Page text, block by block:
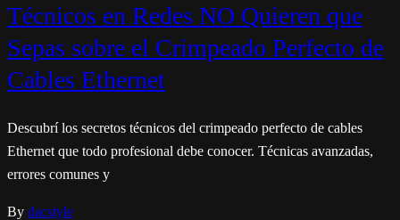
Técnicos en Redes NO Quieren que
Sepas sobre el Crimpeado Perfecto de
Cables Ethernet
Descubrí los secretos técnicos del crimpeado perfecto de cables
Ethernet que todo profesional debe conocer. Técnicas avanzadas,
errores comunes y
By dacstyle